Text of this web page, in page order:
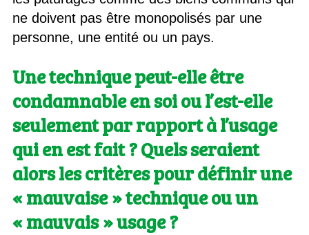
ne doivent pas être monopolisés par une
personne, une entité ou un pays.
Une technique peut-elle être
condamnable en soi ou l’est-elle
seulement par rapport à l’usage
qui en est fait ? Quels seraient
alors les critères pour définir une
« mauvaise » technique ou un
« mauvais » usage ?